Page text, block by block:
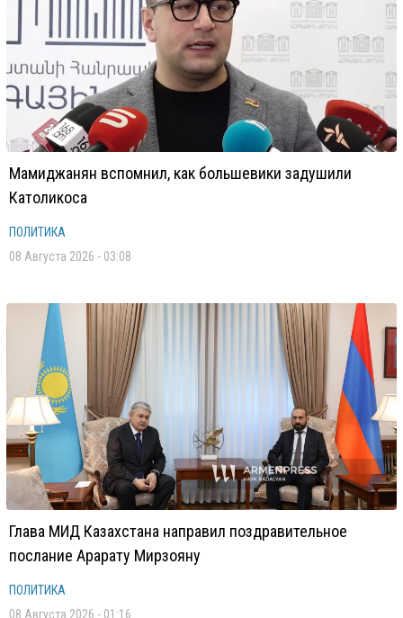
Мамиджанян вспомнил, как большевики задушили
Католикоса
ПОЛИТИКА
08 Августа 2026 - 03:08
Глава МИД Казахстана направил поздравительное
послание Арарату Мирзояну
ПОЛИТИКА
08 Августа 2026 - 01:16